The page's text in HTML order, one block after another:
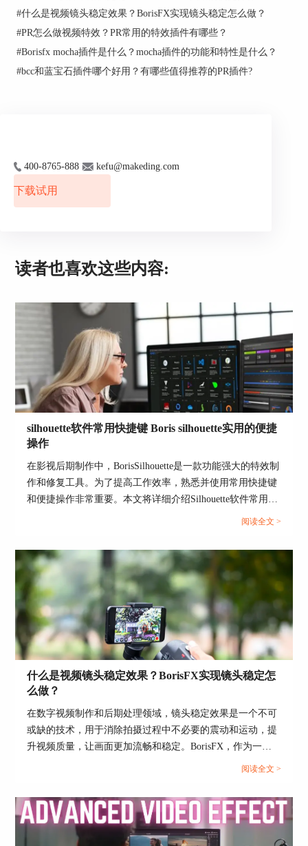
PFTrack是另一款流行的摄像机反求软件，由The
SynthEyes是一款功能强大的跟踪软件，适用于电
影、电视、广告和游戏制作等领域。它可以处理各
种类型的摄像机镜头，并且具有自动跟踪和手动跟
踪的选项。SynthEyes还支持3D重建、相机标定和
相机追踪等功能。与其他软件相比，SynthEyes的
价格相对较低。
Mocha Pro
Mocha Pro是一款专业的跟踪软件，由Boris FX公司
开发。它支持2D和3D跟踪，包括摄像机反求、平
面跟踪和运动跟踪等功能。Mocha Pro还包括一些
额外的特性，如图像稳定、修复和去除对象。
Mocha Pro可以作为插件集成到许多主流视频编辑
软件中，如Adobe After Effects和Premiere Pro等。
Voodoo Camera Tracker是一款免费的开源摄像机反
求软件，适用于Windows、Mac和Linux等操作系
统。它可以自动跟踪摄像机运动，并生成可导入3D
#什么是视频镜头稳定效果？BorisFX实现镜头稳定怎么做？
#PR怎么做视频特效？PR常用的特效插件有哪些？
#Borisfx mocha插件是什么？mocha插件的功能和特性是什么？
#bcc和蓝宝石插件哪个好用？有哪些值得推荐的PR插件?
400-8765-888 kefu@makeding.com
下载试用
读者也喜欢这些内容:
silhouette软件常用快捷键 Boris silhouette实用的便捷
操作
在影视后期制作中，BorisSilhouette是一款功能强大的特效制
作和修复工具。为了提高工作效率，熟悉并使用常用快捷键
和便捷操作非常重要。本文将详细介绍Silhouette软件常用快
捷键、BorisSilhouette的一些实用便捷操作，以及Silhouette在
阅读全文 >
什么是视频镜头稳定效果？BorisFX实现镜头稳定怎
么做？
在数字视频制作和后期处理领域，镜头稳定效果是一个不可
或缺的技术，用于消除拍摄过程中不必要的震动和运动，提
升视频质量，让画面更加流畅和稳定。BorisFX，作为一款
高级的图像处理软件和视频特效插件，提供了强大的工具
觉效果。接下来，本文将详细介绍视频镜头稳定效果的重要
性，如何使用BorisFX实现镜头稳定，以及利用BorisFX给照
片添加光晕效果的方法。...
阅读全文 >